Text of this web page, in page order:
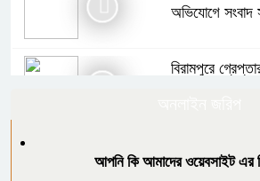
অভিযোগে সংবাদ
বিরামপুরে
ধুঁকছে দক্ষিণ
আপনি কি আমাদের ওয়েবসাইট এর